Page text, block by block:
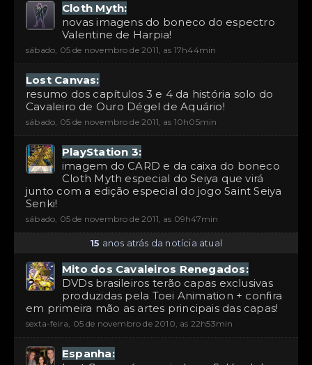
Cloth Myth:
novas imagens do boneco do espectro
Valentine de Harpia!
sábado, 05 de novembro de 2011, as 17h44min
Lost Canvas:
resumo dos capítulos 3 e 4 da história solo do
Cavaleiro de Ouro Dégel de Aquário!
sábado, 05 de novembro de 2011, as 10h05min
PlayStation 3:
imagem do CARD e da caixa do boneco
Cloth Myth especial do Seiya que virá
junto com a edição especial do jogo Saint Seiya
Senki!
sábado, 05 de novembro de 2011, as 09h47min
15 anos atrás da notícia atual
Mito dos Cavaleiros Renegados:
DVDs brasileiros terão capas exclusivas
produzidas pela Toei Animation + confira
em primeira mão as artes principais das capas!
sexta-feira, 05 de novembro de 2010, as 22h53min
Espanha: